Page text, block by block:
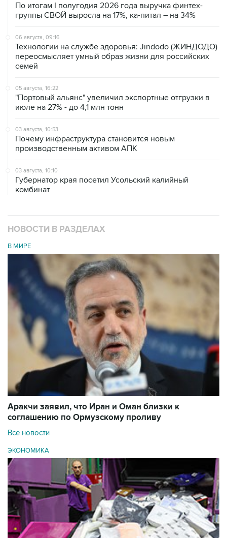
По итогам I полугодия 2026 года выручка финтех-
группы СВОЙ выросла на 17%, ка-питал – на 34%
06 августа, 09:16
Технологии на службе здоровья: Jindodo (ЖИНДОДО)
переосмысляет умный образ жизни для российских
семей
05 августа, 16:22
"Портовый альянс" увеличил экспортные отгрузки в
июле на 27% - до 4,1 млн тонн
03 августа, 10:53
Почему инфраструктура становится новым
производственным активом АПК
03 августа, 10:10
Губернатор края посетил Усольский калийный
комбинат
НОВОСТИ В РАЗДЕЛАХ
В МИРЕ
Аракчи заявил, что Иран и Оман близки к
соглашению по Ормузскому проливу
Все новости
ЭКОНОМИКА